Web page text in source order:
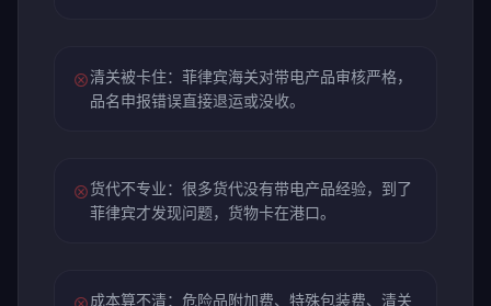
⊗清关被卡住：菲律宾海关对带电产品审核严格，
品名申报错误直接退运或没收。
⊗货代不专业：很多货代没有带电产品经验，到了
菲律宾才发现问题，货物卡在港口。
成本算不清：危险品附加费、特殊包装费、清关